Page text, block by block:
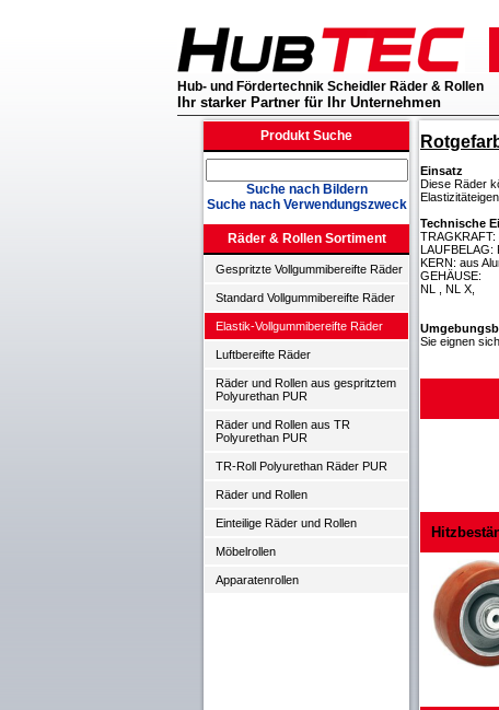
Hub- und Fördertechnik Scheidler Räder & Rollen
Ihr starker Partner für Ihr Unternehmen
Produkt Suche
Suche nach Bildern
Suche nach Verwendungszweck
Räder & Rollen Sortiment
Gespritzte Vollgummibereifte Räder
Standard Vollgummibereifte Räder
Elastik-Vollgummibereifte Räder
Luftbereifte Räder
Räder und Rollen aus gespritztem
Polyurethan PUR
Räder und Rollen aus TR
Polyurethan PUR
TR-Roll Polyurethan Räder PUR
Räder und Rollen
Einteilige Räder und Rollen
Möbelrollen
Apparatenrollen
Einsatz
Diese Räder
Technische
TRAGKRAFT:
LAUFBELAG:
KERN: aus
GEHÄUSE:
NL , NL X,
Sie eignen